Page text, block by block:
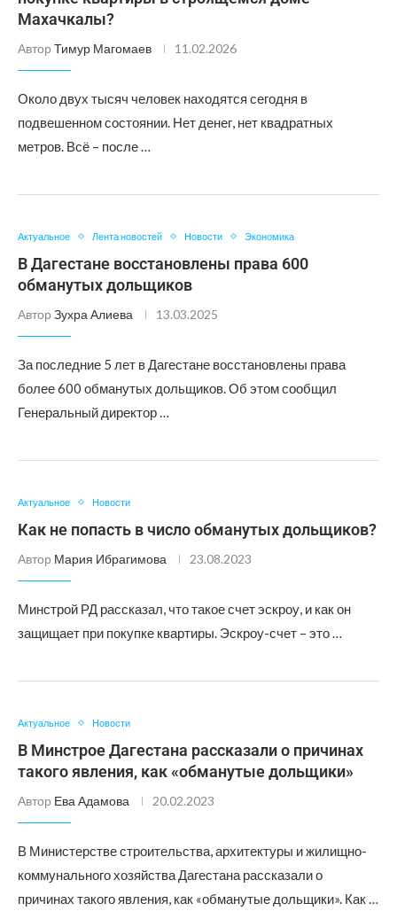
Махачкалы?
Автор Тимур Магомаев 11.02.2026
Около двух тысяч человек находятся сегодня в
подвешенном состоянии. Нет денег, нет квадратных
метров. Всё – после …
Актуальное Лента новостей Новости Экономика
В Дагестане восстановлены права 600
обманутых дольщиков
Автор Зухра Алиева 13.03.2025
За последние 5 лет в Дагестане восстановлены права
более 600 обманутых дольщиков. Об этом сообщил
Генеральный директор …
Актуальное Новости
Как не попасть в число обманутых дольщиков?
Автор Мария Ибрагимова 23.08.2023
Минстрой РД рассказал, что такое счет эскроу, и как он
защищает при покупке квартиры. Эскроу-счет – это …
Актуальное Новости
В Минстрое Дагестана рассказали о причинах
такого явления, как «обманутые дольщики»
Автор Ева Адамова 20.02.2023
В Министерстве строительства, архитектуры и жилищно-
коммунального хозяйства Дагестана рассказали о
причинах такого явления, как «обманутые дольщики». Как …